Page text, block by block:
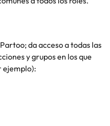
da acceso a todas las
y grupos en los que
ejemplo):